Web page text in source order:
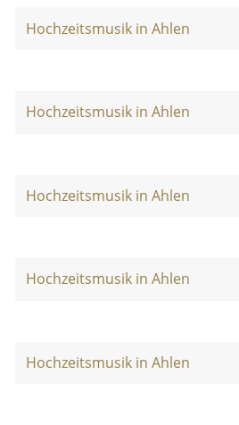
Hochzeitsmusik in Ahlen
Hochzeitsmusik in Ahlen
Hochzeitsmusik in Ahlen
Hochzeitsmusik in Ahlen
Hochzeitsmusik in Ahlen